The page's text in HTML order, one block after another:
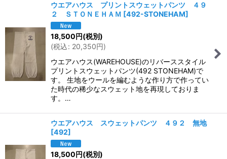
ウエアハウス プリントスウェットパンツ ４９
２ ＳＴＯＮＥＨＡＭ [492-STONEHAM]
18,500円(税別)
(税込: 20,350円)
ウエアハウス(WAREHOUSE)のリバーススタイル
プリントスウェットパンツ(492 STONEHAM)で
す。 生地をウールを編むような作り方で作ってい
た時代の稀少なスウェット地を再現しておりま
す。…
ウエアハウス スウェットパンツ ４９２ 無地
[492]
18,500円(税別)